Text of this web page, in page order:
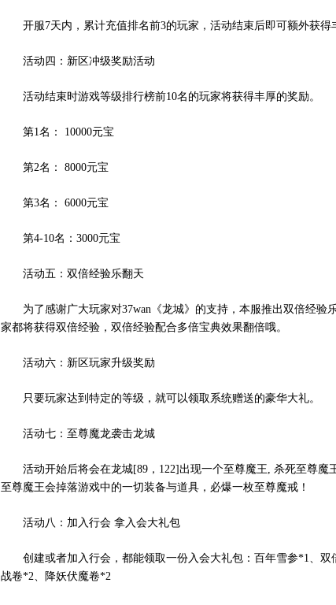
开服7天内，累计充值排名前3的玩家，活动结束后即可额外获得
活动四：新区冲级奖励活动
活动结束时游戏等级排行榜前10名的玩家将获得丰厚的奖励。
第1名： 10000元宝
第2名： 8000元宝
第3名： 6000元宝
第4-10名：3000元宝
活动五：双倍经验乐翻天
为了感谢广大玩家对37wan《龙城》的支持，本服推出双倍经验
家都将获得双倍经验，双倍经验配合多倍宝典效果翻倍哦。
活动六：新区玩家升级奖励
只要玩家达到特定的等级，就可以领取系统赠送的豪华大礼。
活动七：至尊魔龙袭击龙城
活动开始后将会在龙城[89，122]出现一个至尊魔王, 杀死至尊魔
至尊魔王会掉落游戏中的一切装备与道具，必爆一枚至尊魔戒！
活动八：加入行会 拿入会大礼包
创建或者加入行会，都能领取一份入会大礼包：百年雪参*1、双
战卷*2、降妖伏魔卷*2